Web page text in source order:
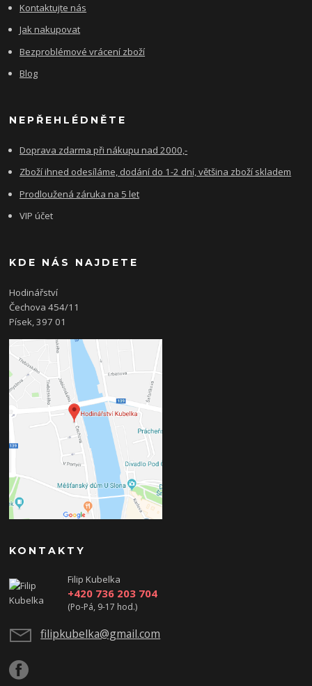
Kontaktujte nás
Jak nakupovat
Bezproblémové vrácení zboží
Blog
NEPŘEHLÉDNĚTE
Doprava zdarma při nákupu nad 2000,-
Zboží ihned odesíláme, dodání do 1-2 dní, většina zboží skladem
Prodloužená záruka na 5 let
VIP účet
KDE NÁS NAJDETE
Hodinářství
Čechova 454/11
Písek, 397 01
KONTAKTY
Filip Kubelka
+420 736 203 704
(Po-Pá, 9-17 hod.)
filipkubelka@gmail.com